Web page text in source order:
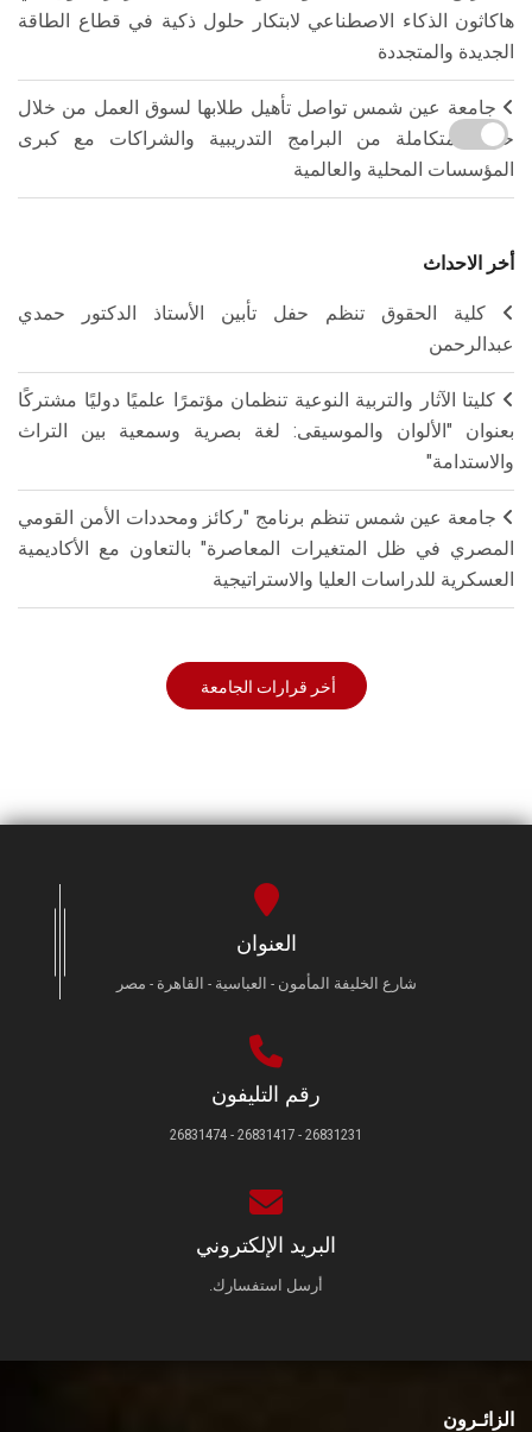
هاكاثون الذكاء الاصطناعي لابتكار حلول ذكية في قطاع الطاقة
الجديدة والمتجددة
جامعة عين شمس تواصل تأهيل طلابها لسوق العمل من خلال
حزمة متكاملة من البرامج التدريبية والشراكات مع كبرى
المؤسسات المحلية والعالمية
أخر الاحداث
كلية الحقوق تنظم حفل تأبين الأستاذ الدكتور حمدي
عبدالرحمن
كليتا الآثار والتربية النوعية تنظمان مؤتمرًا علميًا دوليًا مشتركًا
بعنوان "الألوان والموسيقى: لغة بصرية وسمعية بين التراث
والاستدامة"
جامعة عين شمس تنظم برنامج "ركائز ومحددات الأمن القومي
المصري في ظل المتغيرات المعاصرة" بالتعاون مع الأكاديمية
العسكرية للدراسات العليا والاستراتيجية
أخر قرارات الجامعة
العنوان
شارع الخليفة المأمون - العباسية - القاهرة - مصر
رقم التليفون
26831231 - 26831417 - 26831474
البريد الإلكتروني
أرسل استفسارك.
الزائـرون